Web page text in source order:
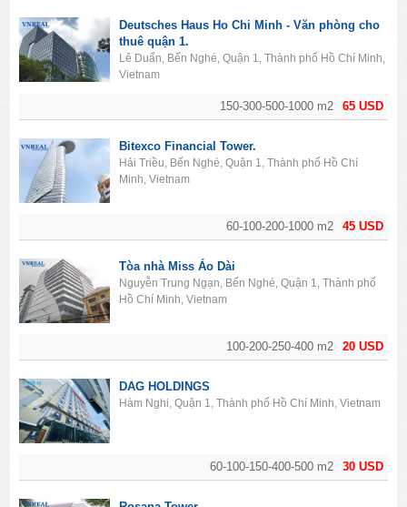
65 USD
150-300-500-1000 m2
Deutsches Haus Ho Chi Minh - Văn phòng cho
thuê quận 1.
Lê Duẩn, Bến Nghé, Quận 1, Thành phố Hồ Chí Minh,
Vietnam
45 USD
60-100-200-1000 m2
Bitexco Financial Tower.
Hải Triều, Bến Nghé, Quận 1, Thành phố Hồ Chí
Minh, Vietnam
20 USD
100-200-250-400 m2
Tòa nhà Miss Áo Dài
Nguyễn Trung Ngạn, Bến Nghé, Quận 1, Thành phố
Hồ Chí Minh, Vietnam
30 USD
60-100-150-400-500 m2
DAG HOLDINGS
Hàm Nghi, Quận 1, Thành phố Hồ Chí Minh, Vietnam